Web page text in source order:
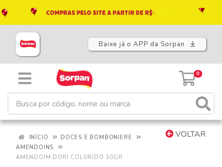
Baixe já o APP da Sorpan
0
VOLTAR
INÍCIO
DOCES E BOMBONIERE
AMENDOINS
AMENDOIM DORI COLORIDO 30GR